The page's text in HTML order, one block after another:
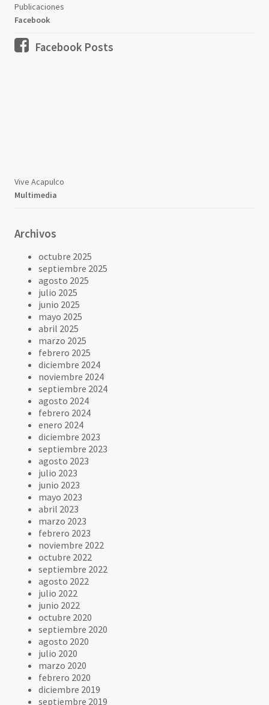
Publicaciones
Facebook
Facebook Posts
Vive Acapulco
Multimedia
Archivos
octubre 2025
septiembre 2025
agosto 2025
julio 2025
junio 2025
mayo 2025
abril 2025
marzo 2025
febrero 2025
diciembre 2024
noviembre 2024
septiembre 2024
agosto 2024
febrero 2024
enero 2024
diciembre 2023
septiembre 2023
agosto 2023
julio 2023
junio 2023
mayo 2023
abril 2023
marzo 2023
febrero 2023
noviembre 2022
octubre 2022
septiembre 2022
agosto 2022
julio 2022
junio 2022
octubre 2020
septiembre 2020
agosto 2020
julio 2020
marzo 2020
febrero 2020
diciembre 2019
septiembre 2019